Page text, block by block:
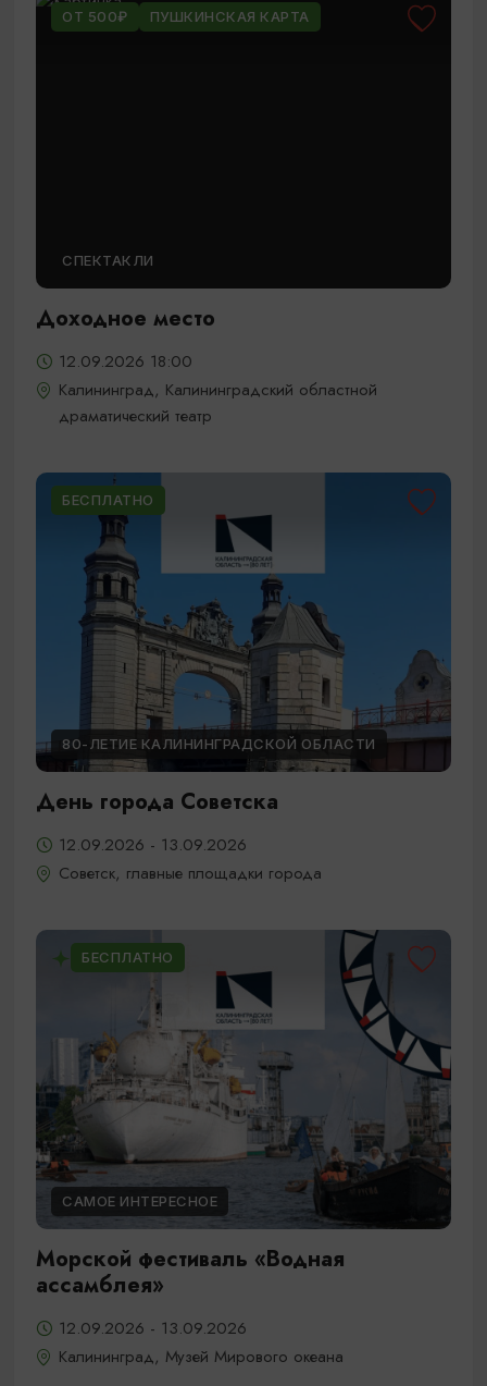
ОТ 500₽ ПУШКИНСКАЯ КАРТА
СПЕКТАКЛИ
Доходное место
12.09.2026 18:00
Калининград, Калининградский областной
драматический театр
БЕСПЛАТНО
80-ЛЕТИЕ КАЛИНИНГРАДСКОЙ ОБЛАСТИ
День города Советска
12.09.2026 - 13.09.2026
Советск, главные площадки города
БЕСПЛАТНО
САМОЕ ИНТЕРЕСНОЕ
Морской фестиваль «Водная
ассамблея»
12.09.2026 - 13.09.2026
Калининград, Музей Мирового океана